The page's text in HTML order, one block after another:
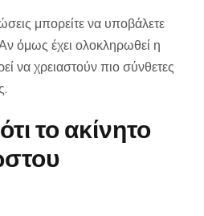
μπορείτε να υποβάλετε
όμως έχει ολοκληρωθεί η
να χρειαστούν πιο σύνθετες
το ακίνητο